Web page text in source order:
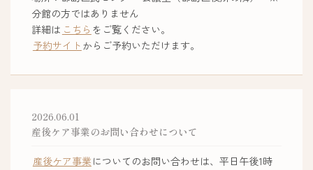
分館の方ではありません
詳細は こちら をご覧ください。
予約サイト からご予約いただけます。
2026.06.01
産後ケア事業のお問い合わせについて
産後ケア事業 についてのお問い合わせは、平日午後1時